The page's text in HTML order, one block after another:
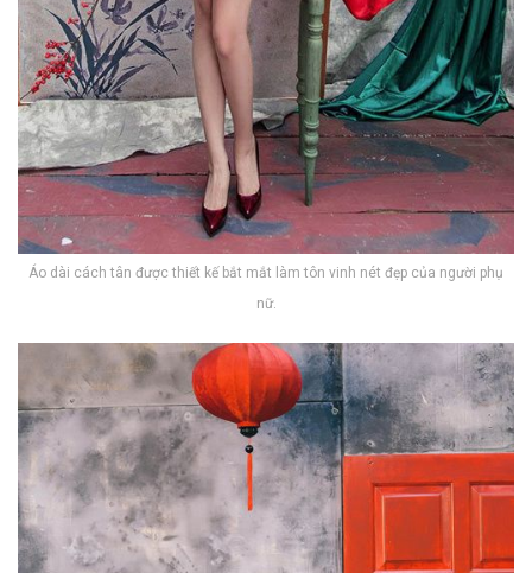
Áo dài cách tân được thiết kế bắt mắt làm tôn vinh nét đẹp của người phụ
nữ.